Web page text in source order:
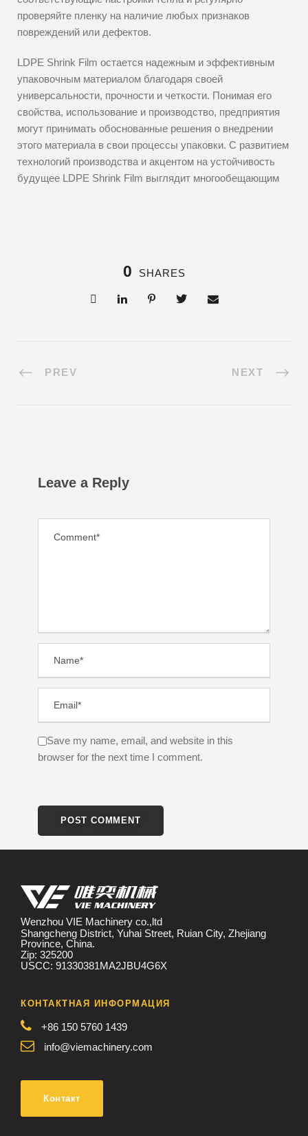
проверяйте пленку на наличие любых признаков
повреждений или дефектов.
LDPE Shrink Film остается надежным и эффективным
упаковочным материалом благодаря своей
универсальности, прочности и четкости. Понимая его
свойства, использование и производство, предприятия
могут принимать обоснованные решения о внедрении
этого материала в свои процессы упаковки. С развитием
технологий производства и акцентом на устойчивость
будущее LDPE Shrink Film выглядит многообещающим
0 SHARES
PREV NEXT
Leave a Reply
Save my name, email, and website in this
browser for the next time I comment.
Wenzhou VIE Machinery co.,ltd
Shangcheng District, Yuhai Street, Ruian City, Zhejiang
Province, China.
Zip: 325200
USCC: 91330381MA2JBU4G6X
КОНТАКТНАЯ ИНФОРМАЦИЯ
+86 150 5760 1439
info@viemachinery.com
Контакт